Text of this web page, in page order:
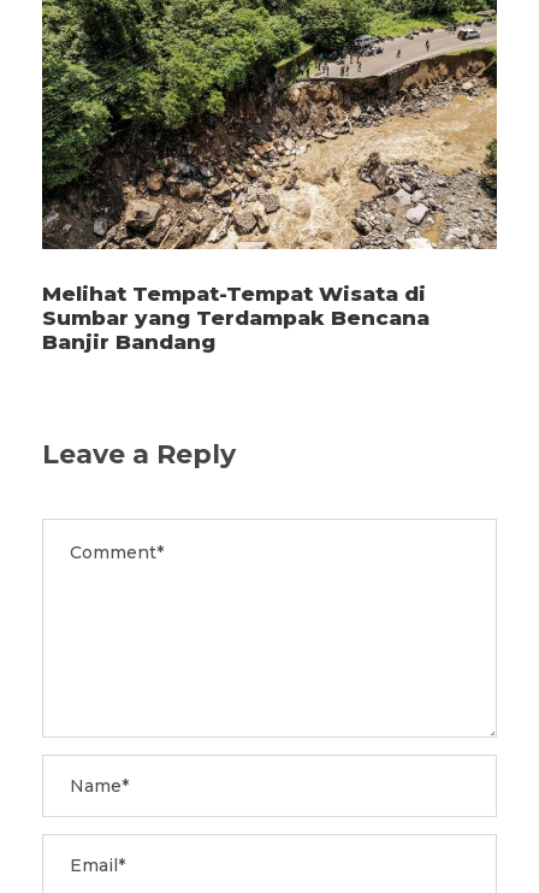
Melihat Tempat-Tempat Wisata di
Sumbar yang Terdampak Bencana
Banjir Bandang
Leave a Reply